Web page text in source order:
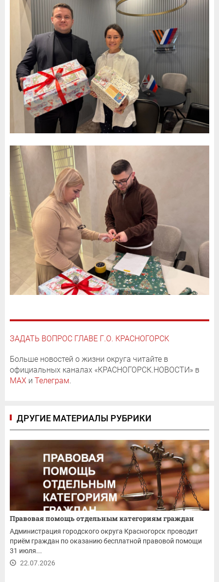
ЗАДАТЬ ВОПРОС ГЛАВЕ Г.О. КРАСНОГОРСК
Больше новостей о жизни округа читайте в
официальных каналах «КРАСНОГОРСК.НОВОСТИ» в
MAX и Телеграм.
ДРУГИЕ МАТЕРИАЛЫ РУБРИКИ
Правовая помощь отдельным категориям граждан
Администрация городского округа Красногорск проводит
приём граждан по оказанию бесплатной правовой помощи
31 июля...
22.07.2026